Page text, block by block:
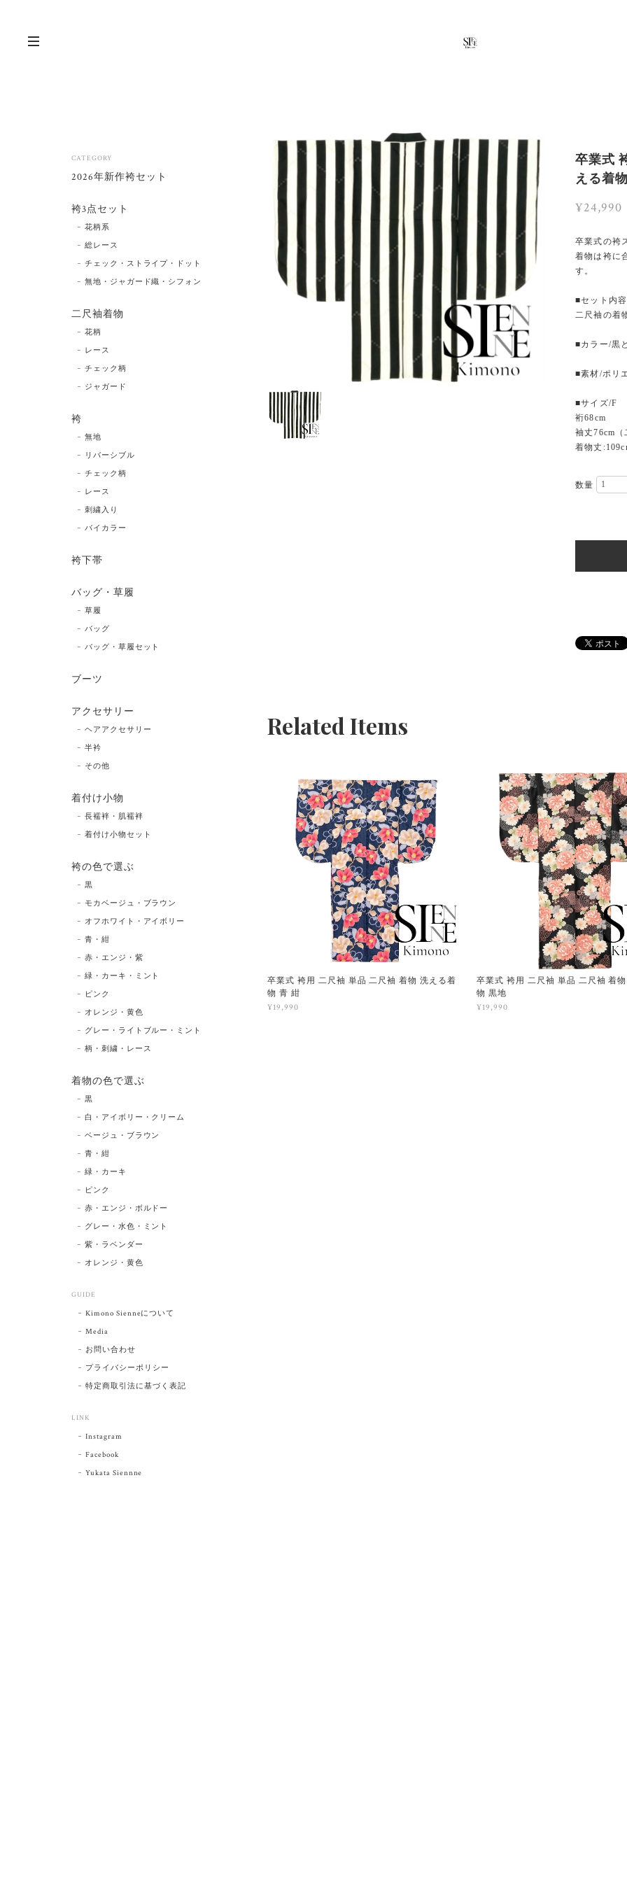
卒業式
える着
¥24,990
卒業式の袴
着物は袴に
す。
■セット内容
二尺袖の着
■カラー/黒
■素材/ポリ
■サイズ/F
裄68cm
袖丈76cm
着物丈
数量
Related Items
卒業式 袴用 二尺袖 単品 二尺袖 着物 洗える着
物 青 紺
¥19,990
卒業式 袴用 二尺袖 単品 二尺袖 着
物 黒地
¥19,990
CATEGORY
2026年新作袴セット
袴3点セット
花柄系
総レース
チェック・ストライプ・ドット
無地・ジャガード織・シフォン
二尺袖着物
花柄
レース
チェック柄
ジャガード
袴
無地
リバーシブル
チェック柄
レース
刺繍入り
バイカラー
袴下帯
バッグ・草履
草履
バッグ
バッグ・草履セット
ブーツ
アクセサリー
ヘアアクセサリー
半衿
その他
着付け小物
長襦袢・肌襦袢
着付け小物セット
袴の色で選ぶ
黒
モカベージュ・ブラウン
オフホワイト・アイボリー
青・紺
赤・エンジ・紫
緑・カーキ・ミント
ピンク
オレンジ・黄色
グレー・ライトブルー・ミント
柄・刺繍・レース
着物の色で選ぶ
黒
白・アイボリー・クリーム
ベージュ・ブラウン
青・紺
緑・カーキ
ピンク
赤・エンジ・ボルドー
グレー・水色・ミント
紫・ラベンダー
オレンジ・黄色
GUIDE
Kimono Sienneについて
Media
お問い合わせ
プライバシーポリシー
特定商取引法に基づく表記
LINK
Instagram
Facebook
Yukata Siennne